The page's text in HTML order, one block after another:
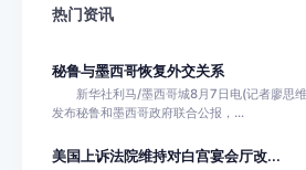
热门资讯
秘鲁与墨西哥恢复外交关系
新华社利马/墨西哥城8月7日电(记者廖思维
发布秘鲁和墨西哥政府联合公报，...
美国上诉法院维持对白宫宴会厅改...